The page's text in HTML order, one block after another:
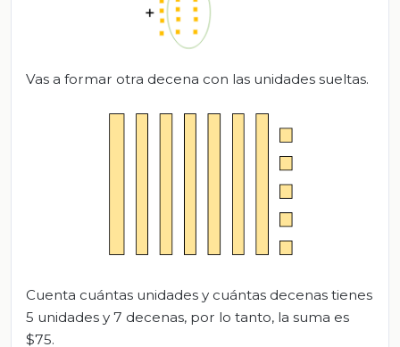
Vas a formar otra decena con las unidades sueltas.
Cuenta cuántas unidades y cuántas decenas tienes
5 unidades y 7 decenas, por lo tanto, la suma es
$75.